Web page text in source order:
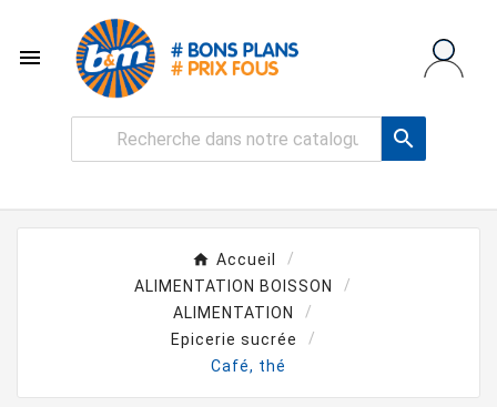


Accueil
ALIMENTATION BOISSON
ALIMENTATION
Epicerie sucrée
Café, thé